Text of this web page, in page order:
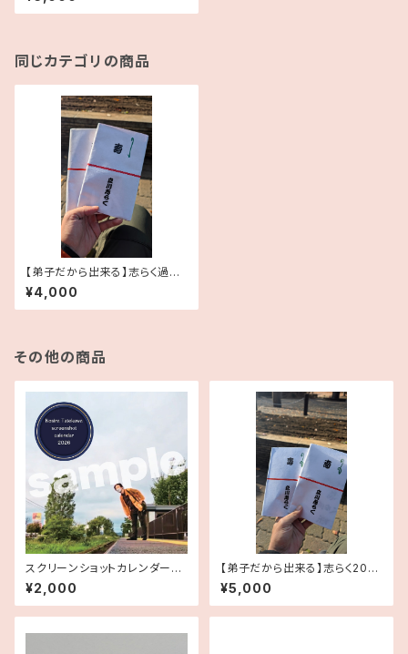
品】
同じカテゴリの商品
【弟子だから出来る】志らく過去
手拭い（ランダム）2本セット【思
い出の品】
¥4,000
その他の商品
スクリーンショットカレンダー20
26
¥2,000
【弟子だから出来る】志らく2025
年手拭い2本セット【思い出の
品】
¥5,000